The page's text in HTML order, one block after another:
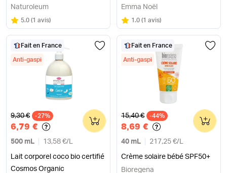
Naturoleum
Note
5.0 sur 5
(1 avis)
Emma Noël
Note
1.0 sur 5
(1 avis)
Fait en France
Anti-gaspi
Ancien prix
9,30 € -27%
6,79 €
500 mL 13,58 €/ L
Lait corporel coco bio certifié
Cosmos Organic
0
Fait en France
Anti-gaspi
Ancien prix
15,40 € -44%
8,69 €
40 mL 217,25 €/ L
Crème solaire bébé SPF50+
0
Bioregena